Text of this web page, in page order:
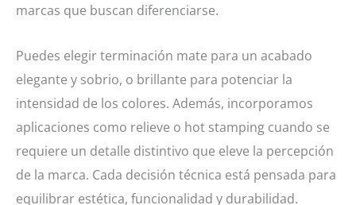
marcas que buscan diferenciarse.
Puedes elegir terminación mate para un acabado
elegante y sobrio, o brillante para potenciar la
intensidad de los colores. Además, incorporamos
aplicaciones como relieve o hot stamping cuando se
requiere un detalle distintivo que eleve la percepción
de la marca. Cada decisión técnica está pensada para
equilibrar estética, funcionalidad y durabilidad.